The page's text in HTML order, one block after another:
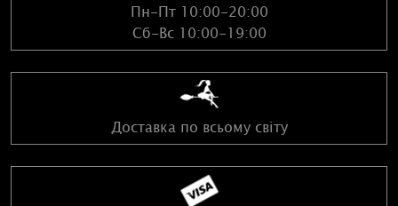
Пн-Пт 10:00-20:00
Сб-Вс 10:00-19:00
Доставка по всьому світу